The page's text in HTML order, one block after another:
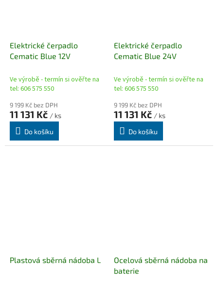
Elektrické čerpadlo
Cematic Blue 12V
Ve výrobě - termín si ověřte na
tel: 606 575 550
9 199 Kč bez DPH
11 131 Kč / ks
Do košíku
Elektrické čerpadlo
Cematic Blue 24V
Ve výrobě - termín si ověřte na
tel: 606 575 550
9 199 Kč bez DPH
11 131 Kč / ks
Do košíku
Plastová sběrná nádoba L
Ocelová sběrná nádoba na
baterie